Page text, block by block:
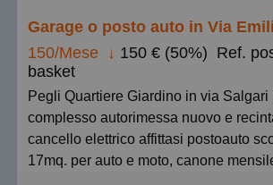
150/Mese ↓ 150 € (50%) Ref.
basket
Pegli Quartiere Giardino in via Salgari (Basket) in
complesso autorimessa nuovo e
cancello elettrico affittasi postoauto
17mq. per auto e moto, canone